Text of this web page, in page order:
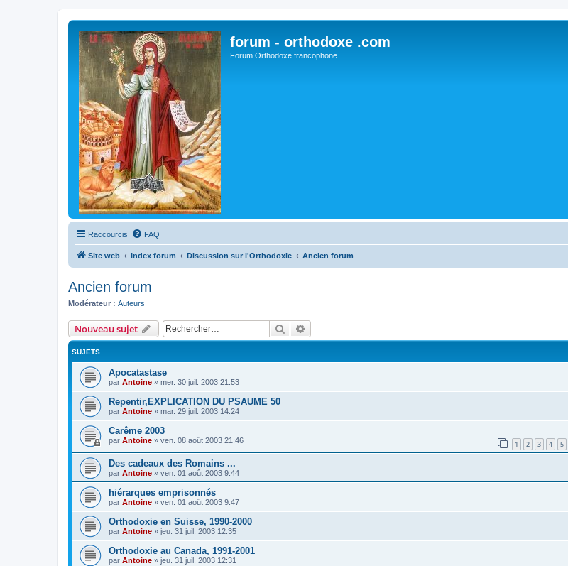
forum - orthodoxe .com
Forum Orthodoxe francophone
Raccourcis FAQ
Site web Index forum Discussion sur l'Orthodoxie Ancien forum
Ancien forum
Modérateur : Auteurs
Nouveau sujet Rechercher
SUJETS
Apocatastase
par Antoine » mer. 30 juil. 2003 21:53
Repentir,EXPLICATION DU PSAUME 50
par Antoine » mar. 29 juil. 2003 14:24
Carême 2003
par Antoine » ven. 08 août 2003 21:46 1 2 3 4 5
Des cadeaux des Romains ...
par Antoine » ven. 01 août 2003 9:44
hiérarques emprisonnés
par Antoine » ven. 01 août 2003 9:47
Orthodoxie en Suisse, 1990-2000
par Antoine » jeu. 31 juil. 2003 12:35
Orthodoxie au Canada, 1991-2001
par Antoine » jeu. 31 juil. 2003 12:31